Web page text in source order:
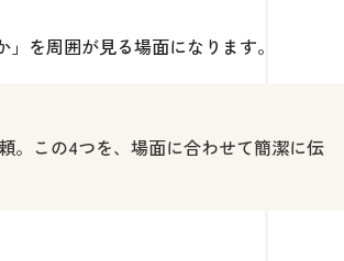
を周囲が見る場面になります。
。この4つを、場面に合わせて簡潔に伝